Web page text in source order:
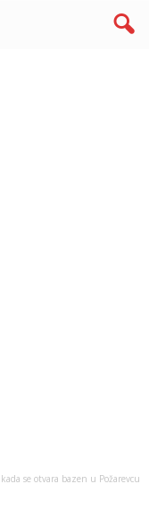
se otvara bazen u Požarevcu